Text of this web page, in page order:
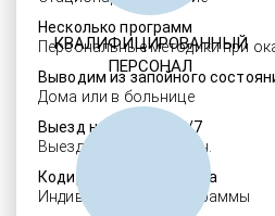
Несколько программ
Персональные методики при
Выводим из запойного
Дома или в больнице
Выезд нарколога 24/7
Выезд в течение 30 мин.
Кодировка алкоголизма
Индивидуальные программы
КВАЛИФИЦИРОВАННЫЙ
ПЕРСОНАЛ